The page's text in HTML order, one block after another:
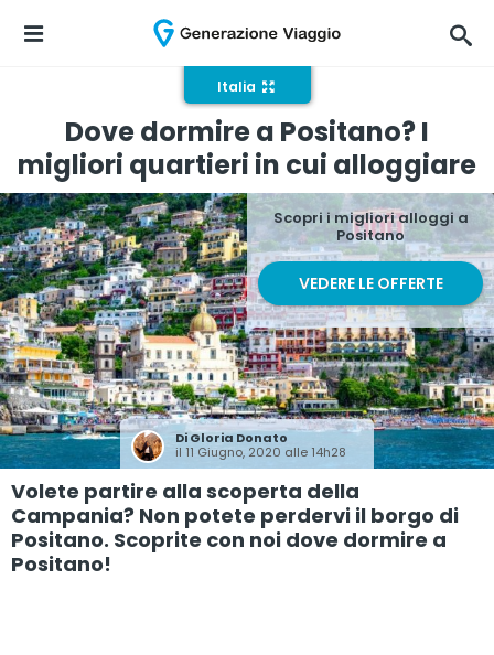
Italia
Dove dormire a Positano? I
migliori quartieri in cui alloggiare
DiGloria Donato
il 11 Giugno, 2020 alle 14h28
Scopri i migliori alloggi a
Positano
VEDERE LE OFFERTE
Volete partire alla scoperta della
Campania? Non potete perdervi il borgo di
Positano. Scoprite con noi dove dormire a
Positano!